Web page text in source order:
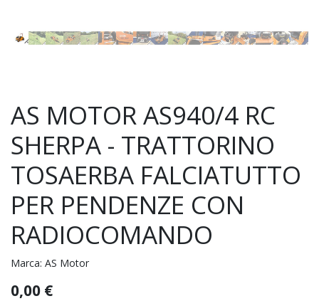
AS MOTOR AS940/4 RC
SHERPA - TRATTORINO
TOSAERBA FALCIATUTTO
PER PENDENZE CON
RADIOCOMANDO
Marca: AS Motor
0,00 €